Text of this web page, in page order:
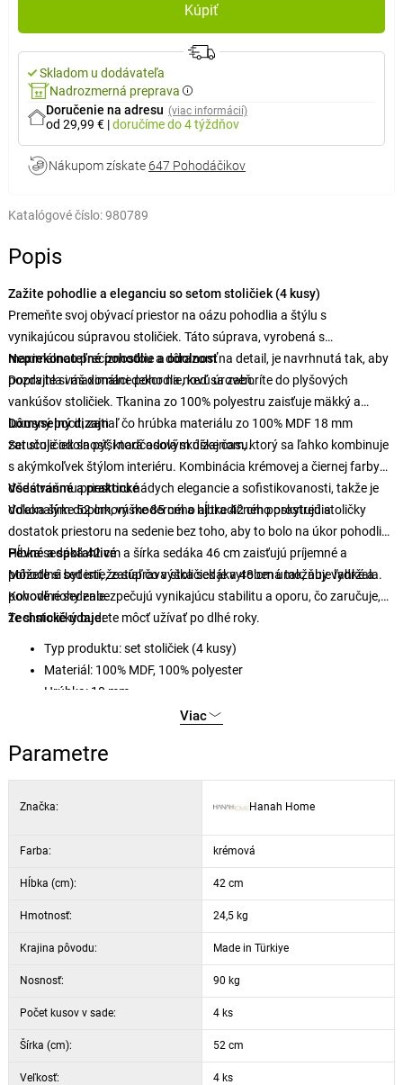
Kúpiť
Skladom u dodávateľa
Nadrozmerná preprava
Doručenie na adresu (viac informácií)
od 29,99 € |doručímedo 4 týždňov
Nákupom získate 647 Pohodáčikov
Katalógové číslo:980789
Popis
Zažite pohodlie a eleganciu so setom stoličiek (4 kusy)
Premeňte svoj obývací priestor na oázu pohodlia a štýlu s
vynikajúcou súpravou stoličiek. Táto súprava, vyrobená s
maximálnou precíznosťou a dôrazom na detail, je navrhnutá tak, aby
pozdvihla váš domáci dekor na novú úroveň.
Neprekonateľné pohodlie a odolnosť
Doprajte si maximálne pohodlie, keď sa zaboríte do plyšových
vankúšov stoličiek. Tkanina zo 100% polyestru zaisťuje mäkký a
luxusný pocit, zatiaľ čo hrúbka materiálu zo 100% MDF 18 mm
zaručuje odolnosť, ktorá odolá skúške času.
Dômyselný dizajn
Set stoličiek sa pýši nadčasovým dizajnom, ktorý sa ľahko kombinuje
s akýmkoľvek štýlom interiéru. Kombinácia krémovej a čiernej farby
dodá vášmu priestoru nádych elegancie a sofistikovanosti, takže je
dokonalým doplnkom moderného aj tradičného prostredia.
Všestranné a praktické
Vďaka šírke 52 cm, výške 85 cm a hĺbke 42 cm poskytujú stoličky
dostatok priestoru na sedenie bez toho, aby to bolo na úkor pohodlia.
Hĺbka sedáka 42 cm a šírka sedáka 46 cm zaisťujú príjemné a
pohodlné sedenie, zatiaľ čo výška sedáka 48 cm umožňuje ľahké a
pohodlné sedenie.
Pevné a spoľahlivé
Môžete si byť istí, že súprava stoličiek je vyrobená tak, aby vydržala.
Kovové nohy zabezpečujú vynikajúcu stabilitu a oporu, čo zaručuje,
že si stoličky budete môcť užívať po dlhé roky.
Technické údaje:
Typ produktu: set stoličiek (4 kusy)
Materiál: 100% MDF, 100% polyester
Hrúbka: 18 mm
Hĺbka: 42 cm (4 kusy)
Hĺbka sedáka: 42 cm
Šírka sedáka: 46 cm
Viac
Parametre
Značka: Hanah Home
Farba: krémová
Hĺbka (cm): 42 cm
Hmotnosť: 24,5 kg
Krajina pôvodu: Made in Türkiye
Nosnosť: 90 kg
Počet kusov v sade: 4 ks
Šírka (cm): 52 cm
Veľkosť: 4 ks